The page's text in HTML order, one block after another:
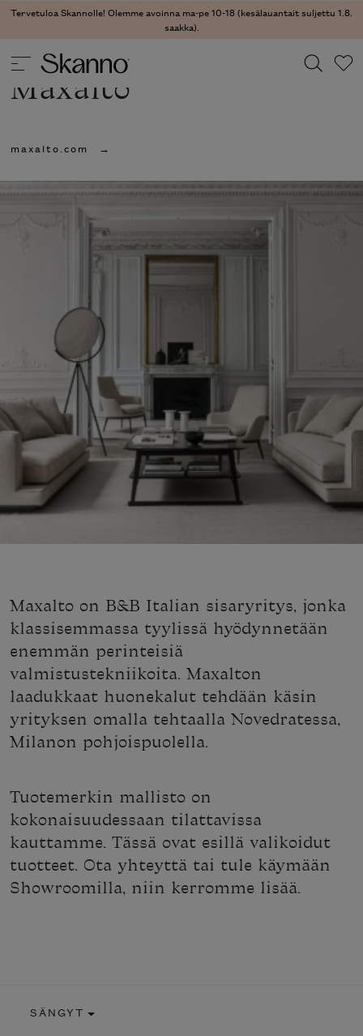
Tervetuloa Skannolle! Olemme avoinna ma-pe 10-18 (kesälauantait suljettu 1.8.
saakka).
Type 2 or more characters for results.
Maxalto
maxalto.com
Maxalto on B&B Italian sisaryritys, jonka
klassisemmassa tyylissä hyödynnetään
enemmän perinteisiä
valmistustekniikoita. Maxalton
laadukkaat huonekalut tehdään käsin
yrityksen omalla tehtaalla Novedratessa,
Milanon pohjoispuolella.
Tuotemerkin mallisto on
kokonaisuudessaan tilattavissa
kauttamme. Tässä ovat esillä valikoidut
tuotteet. Ota yhteyttä tai tule käymään
Showroomilla, niin kerromme lisää.
SÄNGYT